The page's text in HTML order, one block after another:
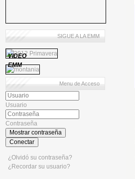
SIGUE A LA EMM
VIDEO
EMM
Menu de Acceso
Usuario
Contraseña
Mostrar contraseña
Conectar
¿Olvidó su contraseña?
¿Recordar su usuario?